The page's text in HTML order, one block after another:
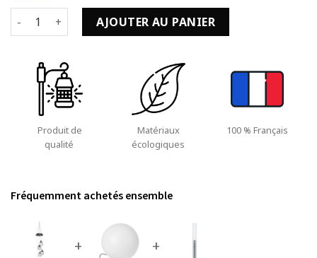
quantité de Lampe de Jardin à LED solaire en Verre
AJOUTER AU PANIER
Produit de
qualité
Matériaux
écologiques
100 % Français
Fréquemment achetés ensemble
+ +